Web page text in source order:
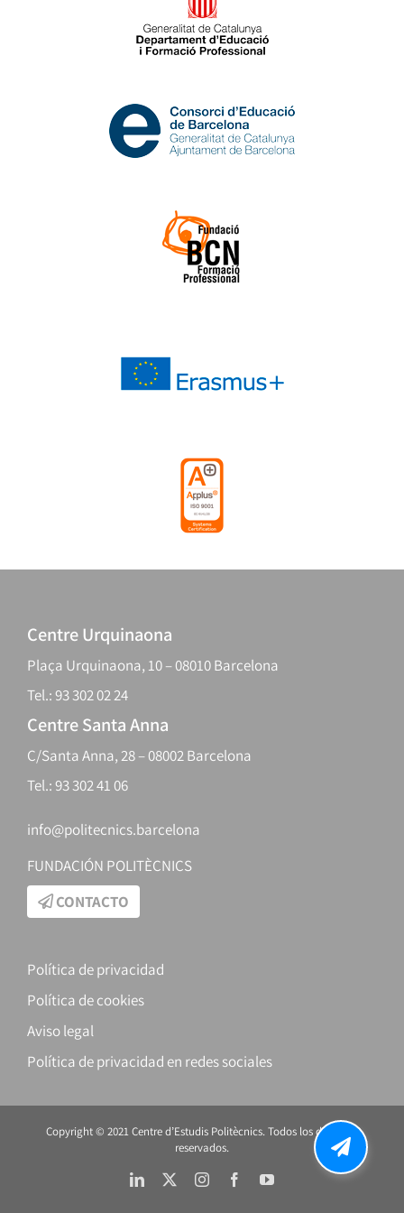
Centre Urquinaona
Plaça Urquinaona, 10 – 08010 Barcelona
Tel.: 93 302 02 24
Centre Santa Anna
C/Santa Anna, 28 – 08002 Barcelona
Tel.: 93 302 41 06
info@politecnics.barcelona
FUNDACIÓN POLITÈCNICS
CONTACTO
Política de privacidad
Política de cookies
Aviso legal
Política de privacidad en redes sociales
Copyright © 2021 Centre d’Estudis Politècnics. Todos los derechos
reservados.
LinkedIn InstagramFacebookYouTube